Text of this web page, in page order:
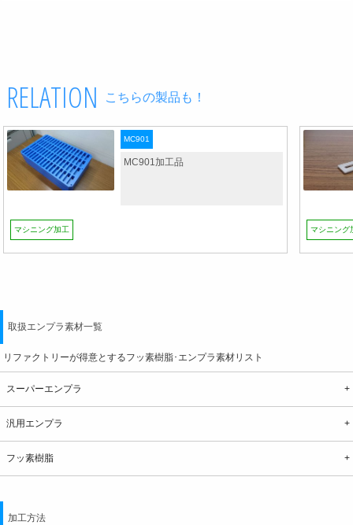
RELATION こちらの製品も！
MC901
MC901加工品
マシニング加工 マシニング
取扱エンプラ素材一覧
リファクトリーが得意とするフッ素樹脂･エンプラ素材リスト
スーパーエンプラ
汎用エンプラ
フッ素樹脂
加工方法